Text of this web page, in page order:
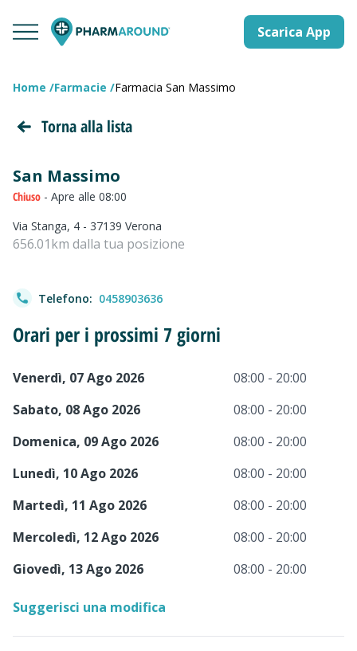
Scarica App
Home Farmacie Farmacia San Massimo
Torna alla lista
San Massimo
Chiuso - Apre alle 08:00
Via Stanga, 4 - 37139 Verona
656.01km dalla tua posizione
Telefono: 0458903636
Orari per i prossimi 7 giorni
Venerdì, 07 Ago 2026
08:00 - 20:00
Sabato, 08 Ago 2026
08:00 - 20:00
Domenica, 09 Ago 2026
08:00 - 20:00
Lunedì, 10 Ago 2026
08:00 - 20:00
Martedì, 11 Ago 2026
08:00 - 20:00
Mercoledì, 12 Ago 2026
08:00 - 20:00
Giovedì, 13 Ago 2026
08:00 - 20:00
Suggerisci una modifica